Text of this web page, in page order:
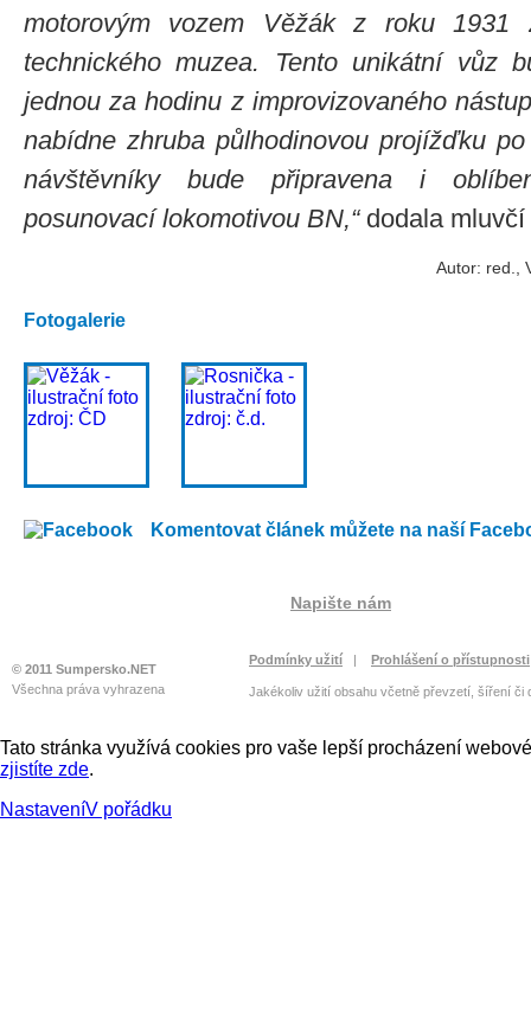
motorovým vozem Věžák z roku 1931
technického muzea. Tento unikátní vůz
jednou za hodinu z improvizovaného
nabídne zhruba půlhodinovou projížďku
návštěvníky bude připravena i
posunovací lokomotivou BN,“dodala mluvčí
Autor: red.,
Fotogalerie
Komentovat článek můžete na naší
© 2011 Sumpersko.NET
Všechna práva vyhrazena
Napište nám
Podmínky užití | Prohlášení o přístupnosti
Jakékoliv užití obsahu včetně převzetí, šíření či
Tato stránka využívá cookies pro vaše lepší procházení
zjistíte zde.
NastaveníV pořádku